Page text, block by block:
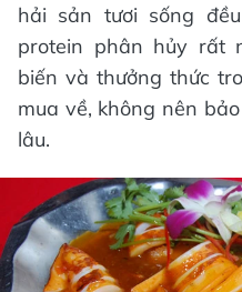
hải sản tươi sống
protein phân hủy rất
biến và thưởng thức
mua về, không nên
lâu.